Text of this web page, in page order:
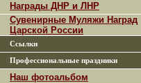
Награды ДНР и ЛНР
Сувенирные Муляжи Наград
Царской России
Ссылки
Профессиональные праздники
Наш фотоальбом